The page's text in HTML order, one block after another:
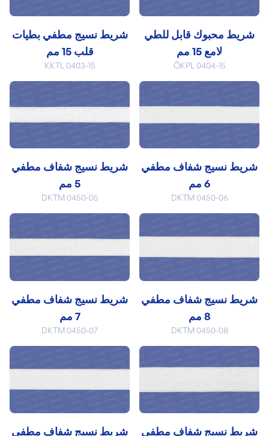
شريط نسيج مطفي بطيات
قلب 15 مم
KKTL 0403-15
شريط محبوك قابل للطي
لامع 15 مم
ÖKPL 0404-15
شريط نسيج شفاف مطفي
5 مم
DKTM 0450-05
شريط نسيج شفاف مطفي
6 مم
DKTM 0450-06
شريط نسيج شفاف مطفي
7 مم
DKTM 0450-07
شريط نسيج شفاف مطفي
8 مم
DKTM 0450-08
شريط نسيج شفاف مطفي شريط نسيج شفاف مطفي